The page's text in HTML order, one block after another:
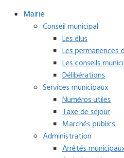
Mairie
Conseil municipal
Les élus
Les permanences
Les conseils
Délibérations
Services municipaux
Numéros utiles
Taxe de séjour
Marchés publics
Administration
Arrêtés